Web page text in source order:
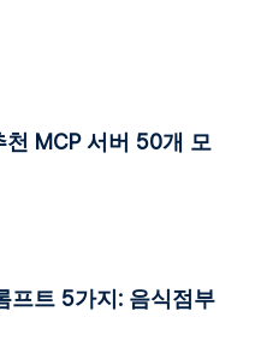
천 MCP 서버 50개 모
프트 5가지: 음식점부